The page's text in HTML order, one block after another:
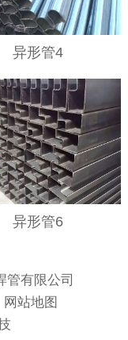
异形管4
异形管6
管有限公司
网站地图